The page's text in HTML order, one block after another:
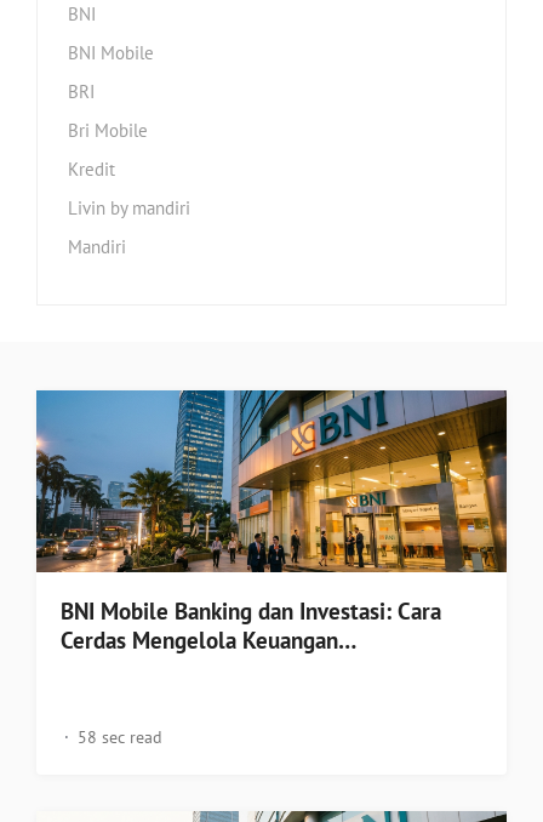
BNI
BNI Mobile
BRI
Bri Mobile
Kredit
Livin by mandiri
Mandiri
BNI Mobile Banking dan Investasi: Cara
Cerdas Mengelola Keuangan…
58 sec read